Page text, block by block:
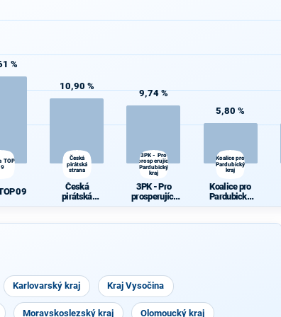
%
TOP
09
10,90 %
Česká
pirátská
strana
Česká
pirátská
9,74 %
3PK - Pro
prosperující
Pardubický
kraj
3PK - Pro
prosperující
5,80 %
Koalice pro
Pardubický
kraj
Koalice pro
Pardubický
kraj
Karlovarský kraj Kraj Vysočina
Moravskoslezský kraj Olomoucký kraj